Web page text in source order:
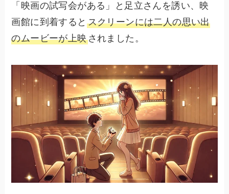
「映画の試写会がある」と足立さんを誘い、映
画館に到着すると スクリーンには二人の思い出
のムービーが上映されました。